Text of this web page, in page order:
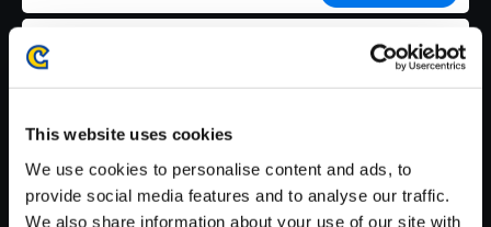
This website uses cookies
We use cookies to personalise content and ads, to
provide social media features and to analyse our traffic.
We also share information about your use of our site with
24
150円(税込)
25
【単曲】ロックマン サウンドコレ
カプコン・サウンドチーム